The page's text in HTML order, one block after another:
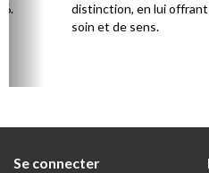
distinction, en lui offrant
soin et de sens.
Se connecter